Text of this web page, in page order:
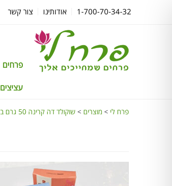
1-700-70-34-32 אודותינו צור קשר
פרחים
עציצים
פרח לי > מוצרים > שוקולד דה קרינה 50 גרם בהכשר הבד”ץ